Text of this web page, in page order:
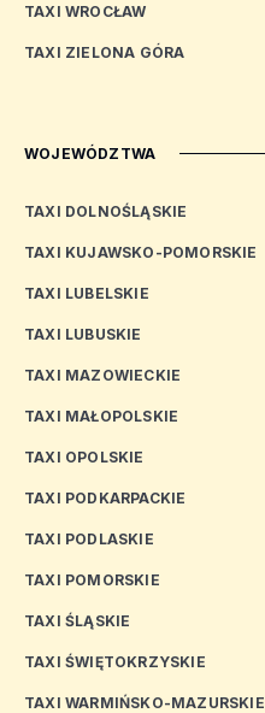
TAXI WROCŁAW
TAXI ZIELONA GÓRA
WOJEWÓDZTWA
TAXI DOLNOŚLĄSKIE
TAXI KUJAWSKO-POMORSKIE
TAXI LUBELSKIE
TAXI LUBUSKIE
TAXI MAZOWIECKIE
TAXI MAŁOPOLSKIE
TAXI OPOLSKIE
TAXI PODKARPACKIE
TAXI PODLASKIE
TAXI POMORSKIE
TAXI ŚLĄSKIE
TAXI ŚWIĘTOKRZYSKIE
TAXI WARMIŃSKO-MAZURSKIE